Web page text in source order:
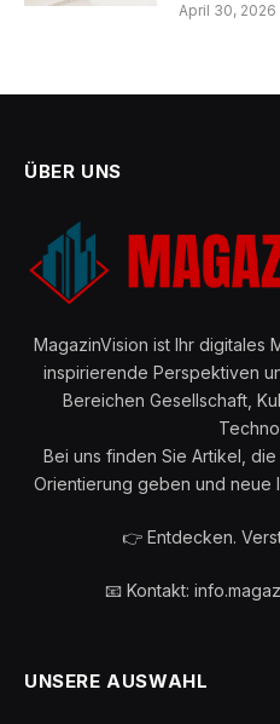
April 30, 2026
ÜBER UNS
MagazinVision ist Ihr digitales
inspirierende Perspektiven
Bereichen Gesellschaft,
Bei uns finden Sie Artikel,
Orientierung geben und neue
👉 Entdecken.
📧 Kontakt:
UNSERE AUSWAHL